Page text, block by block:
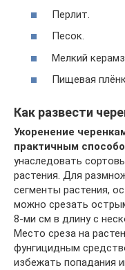
Перлит.
Песок.
Мелкий
Пищевая
Как развести
Укоренение
практичным
унаследовать
растения. Для
сегменты растения,
можно срезать
8-ми см в длину с
Место среза на
фунгицидным
избежать попадания